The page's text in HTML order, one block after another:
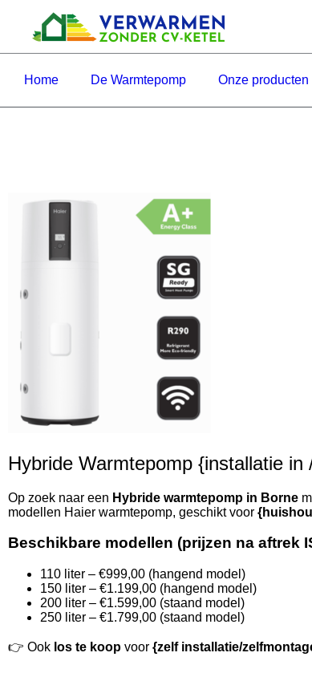
Home De Warmtepomp Onze producten
Hybride Warmtepomp {installatie
Op zoek naar een Hybride warmtepomp in Borne
modellen Haier warmtepomp, geschikt voor
Beschikbare modellen (prijzen na aftrek
110 liter – €999,00 (hangend model)
150 liter – €1.199,00 (hangend model)
200 liter – €1.599,00 (staand model)
250 liter – €1.799,00 (staand model)
👉 Ook los te koop voor {zelf installatie/